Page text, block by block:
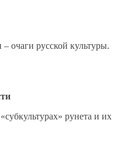
очаги русской культуры.
рунета и их